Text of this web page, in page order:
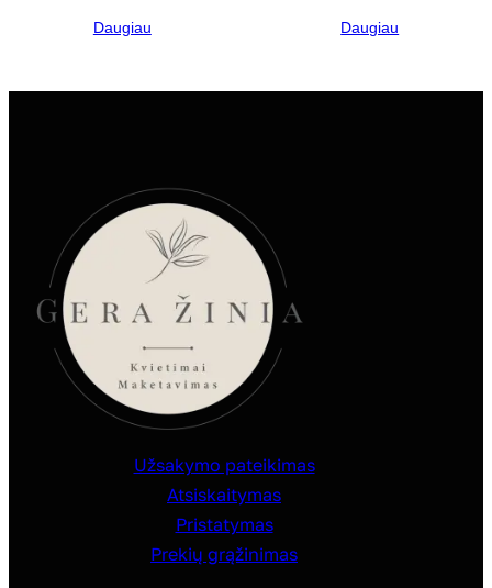
Daugiau Daugiau
Užsakymo pateikimas
Atsiskaitymas
Pristatymas
Prekių grąžinimas